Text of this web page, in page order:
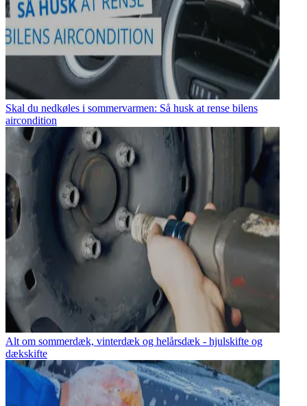
Skal du nedkøles i sommervarmen: Så husk at rense bilens
aircondition
Alt om sommerdæk, vinterdæk og helårsdæk - hjulskifte og
dækskifte